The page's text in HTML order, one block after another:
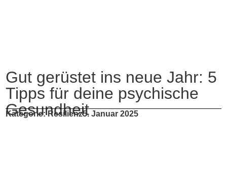
Gut gerüstet ins neue Jahr: 5
Tipps für deine psychische
Gesundheit
Kategorie: Resilienz5. Januar 2025